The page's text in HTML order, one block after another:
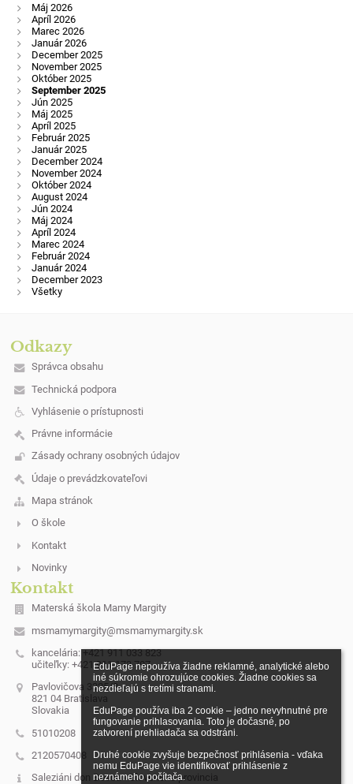
EduPage nepoužíva žiadne reklamné, analytické alebo
iné súkromie ohrozujúce cookies. Žiadne cookies sa
nezdieľajú s tretími stranami.
EduPage používa iba 2 cookie – jedno nevyhnutné pre
fungovanie prihlasovania. Toto je dočasné, po
zatvorení prehliadača sa odstráni.
Druhé cookie zvyšuje bezpečnosť prihlásenia - vďaka
nemu EduPage vie identifikovať prihlásenie z
neznámeho počítača.
Máj 2026
Apríl 2026
Marec 2026
Január 2026
December 2025
November 2025
Október 2025
September 2025
Jún 2025
Máj 2025
Apríl 2025
Február 2025
Január 2025
December 2024
November 2024
Október 2024
August 2024
Jún 2024
Máj 2024
Apríl 2024
Marec 2024
Február 2024
Január 2024
December 2023
Všetky
Odkazy
Správca obsahu
Technická podpora
Vyhlásenie o prístupnosti
Právne informácie
Zásady ochrany osobných údajov
Údaje o prevádzkovateľovi
Mapa stránok
O škole
Kontakt
Novinky
Kontakt
Materská škola Mamy Margity
msmamymargity@msmamymargity.sk
kancelária: +421 911 033 823
učiteľky: +421 911 173 707
Pavlovičova 3325/3
821 04 Bratislava
Slovakia
51010208
2120570408
Saleziáni don Bosca - Slovenská provincia